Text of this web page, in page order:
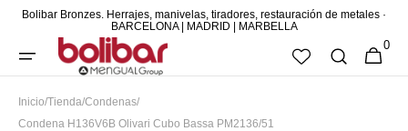
CONTENIDO
Bolibar Bronzes. Herrajes, manivelas, tiradores, restauración de metales ·
BARCELONA | MADRID | MARBELLA
CESTA
0
Inicio/Tienda/Condenas/
Condena H136V6B Olivari Cubo Bassa PM2136/51